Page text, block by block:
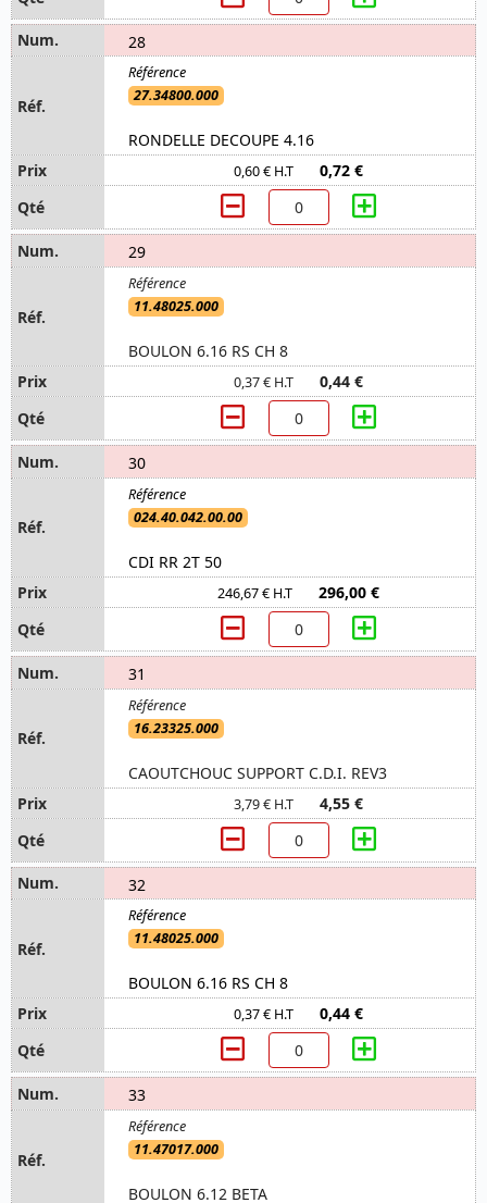
28
27.34800.000
RONDELLE DECOUPE 4.16
0,60 € H.T 0,72 €
29
11.48025.000
BOULON 6.16 RS CH 8
0,37 € H.T 0,44 €
30
024.40.042.00.00
CDI RR 2T 50
246,67 € H.T 296,00 €
31
16.23325.000
CAOUTCHOUC SUPPORT C.D.I. REV3
3,79 € H.T 4,55 €
32
11.48025.000
BOULON 6.16 RS CH 8
0,37 € H.T 0,44 €
33
11.47017.000
BOULON 6.12 BETA